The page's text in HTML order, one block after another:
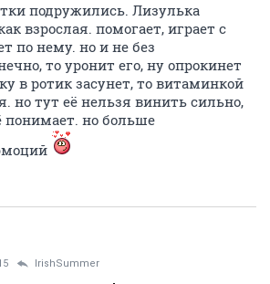
подружились. Лизулька
взрослая. помогает, играет с
по нему. но и не без
то уронит его, ну опрокинет
в ротик засунет, то витаминкой
но тут её нельзя винить сильно,
понимает. но больше
IrishSummer